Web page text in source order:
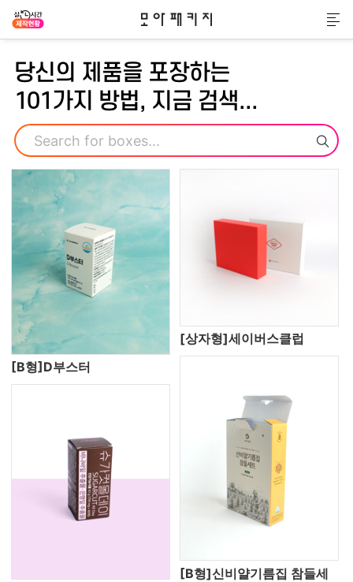
모아패키지
메
당신의 제품을 포장하는
101가지 방법, 지금 검색...
검색
[B형]D부스터
[상자형]세이버스클럽
[B형]신비얄기름집 참들세